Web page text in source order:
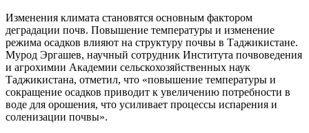
Изменения климата становятся основным фактором
деградации почв. Повышение температуры и изменение
режима осадков влияют на структуру почвы в Таджикистане.
Мурод Эргашев, научный сотрудник Института почвоведения
и агрохимии Академии сельскохозяйственных наук
Таджикистана, отметил, что «повышение температуры и
сокращение осадков приводит к увеличению потребности в
воде для орошения, что усиливает процессы испарения и
соленизации почвы».